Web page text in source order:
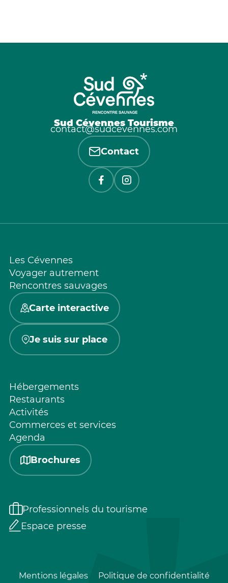
Sud Cévennes Tourisme
contact@sudcevennes.com
Contact
Les Cévennes
Voyager autrement
Rencontres sauvages
Carte interactive
Je suis sur place
Hébergements
Restaurants
Activités
Commerces et services
Agenda
Brochures
Professionnels du tourisme
Espace presse
Mentions légales Politique de confidentialité